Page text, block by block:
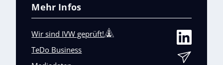
Mehr Infos
Wir sind IVW geprüft!
TeDo Business